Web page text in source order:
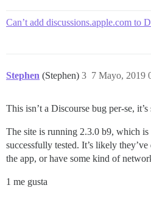
Can’t add discussions.apple.com to
Stephen (Stephen) 7 Mayo, 2019
3
This isn’t a Discourse bug per-se,
The site is running 2.3.0 b9, which is
successfully tested. It’s likely
the app, or have some kind of
1 me gusta